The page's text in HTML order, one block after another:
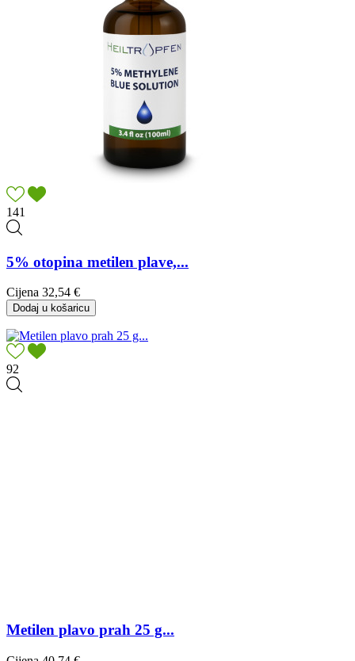
141
5% otopina metilen plave,...
Cijena 32,54 €
Dodaj u košaricu
92
Metilen plavo prah 25 g...